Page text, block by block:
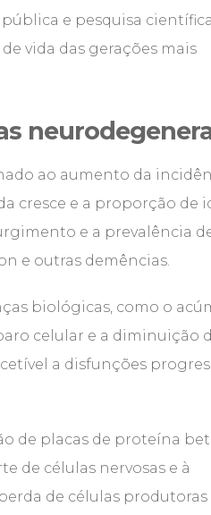
e pesquisa científica,
vida das gerações mais
ao aumento da
cresce e a proporção de
e a prevalência
e outras demências.
biológicas, como o
celular e a diminuição
a disfunções
de placas de proteína
de células nervosas e à
de células produtoras